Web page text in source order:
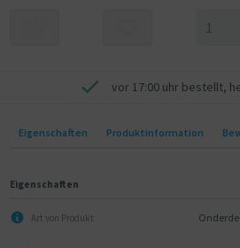
vor 17:00 uhr bestellt,
Eigenschaften Produktinformation
Eigenschaften
Art von Produkt